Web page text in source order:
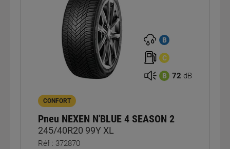
B
C
B 72 dB
CONFORT
Pneu NEXEN N'BLUE 4 SEASON 2
245/40R20 99Y XL
Réf : 372870